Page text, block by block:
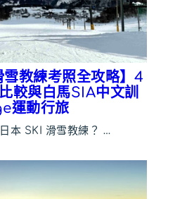
雪教練考照全攻略】4
較與白馬SIA中文訓
運動行旅
本 SKI 滑雪教練？ …